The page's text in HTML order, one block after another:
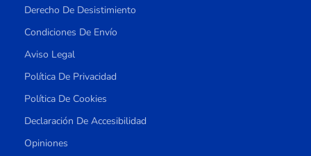
Derecho De Desistimiento
Condiciones De Envío
Aviso Legal
Política De Privacidad
Política De Cookies
Declaración De Accesibilidad
Opiniones